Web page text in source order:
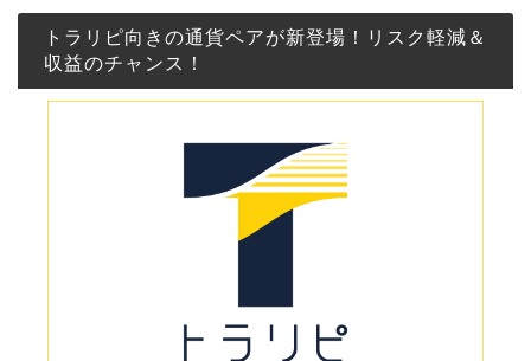
トラリピ向きの通貨ペアが新登場！リスク軽減＆
収益のチャンス！